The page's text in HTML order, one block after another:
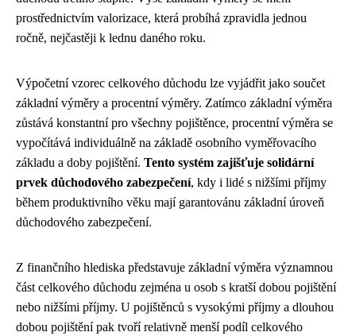
prostřednictvím valorizace, která probíhá zpravidla jednou
ročně, nejčastěji k lednu daného roku.
Výpočetní vzorec celkového důchodu lze vyjádřit jako součet
základní výměry a procentní výměry. Zatímco základní výměra
zůstává konstantní pro všechny pojištěnce, procentní výměra se
vypočítává individuálně na základě osobního vyměřovacího
základu a doby pojištění. Tento systém zajišťuje solidární
prvek důchodového zabezpečení, kdy i lidé s nižšími příjmy
během produktivního věku mají garantovánu základní úroveň
důchodového zabezpečení.
Z finančního hlediska představuje základní výměra významnou
část celkového důchodu zejména u osob s kratší dobou pojištění
nebo nižšími příjmy. U pojištěnců s vysokými příjmy a dlouhou
dobou pojištění pak tvoří relativně menší podíl celkového